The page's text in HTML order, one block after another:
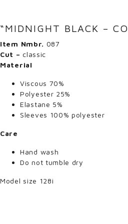
“MIDNIGHT BLACK –
Item Nmbr. 087
Cut – classic
Material
Viscous 70%
Polyester 25%
Elastane 5%
Sleeves 100% polyester
Care
Hand wash
Do not tumble dry
Model size 128i